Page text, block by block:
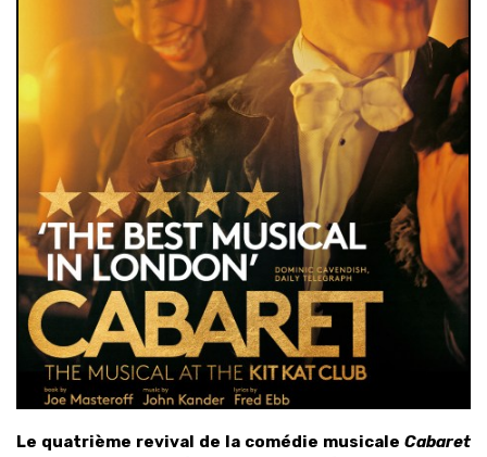
Le quatrième revival de la comédie musicale Cabaret